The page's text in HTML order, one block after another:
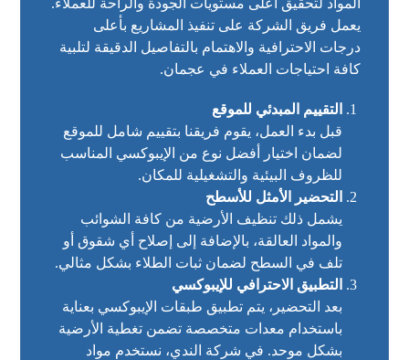
المواد لتحقيق أعلى مستويات الجودة والراحة للعملاء.
يعمل فريق الشركة على تنفيذ المشاريع بأعلى
درجات الاحترافية والاهتمام بالتفاصيل الدقيقة لتلبية
كافة احتياجات العملاء في عجمان.
التقييم المبدئي للموقع
قبل بدء العمل، يقوم فريقنا بتقييم شامل للموقع
لضمان اختيار أفضل نوع من الإيبوكسي المناسب
للظروف البيئية والتشغيلية للمكان.
التحضير الأمثل للأسطح
يشمل ذلك تنظيف الأرضية من كافة الشوائب
والمواد العالقة، بالإضافة إلى إصلاح أي شقوق أو
تلف في السطح لضمان ثبات الطلاء بشكل مثالي.
التطبيق الاحترافي للإيبوكسي
بعد التحضير، يتم تطبيق طبقات الإيبوكسي بعناية
باستخدام معدات متخصصة تضمن تغطية الأرضية
بشكل موحد. في شركة الندي، نستخدم مواد